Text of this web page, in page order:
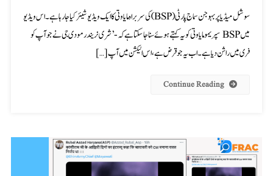
سوشل میڈیا پر بہوجن سماج پارٹی (BSP) کی سربراہ مایاوتی کا ایک ویڈیو شیئر کیا جا رہا ہے۔ اس ویڈیو
میں BSP سپریمو مایاوتی کو یہ کہتے ہوئے سنا جا سکتا ہے کہ- ’شری نریندر مودی جی نے جو آپ کو
فری میں راشن دیا ہے۔ اب یہ جو قرض ہے، اس الیکشن میں آپ […]
Continue Reading